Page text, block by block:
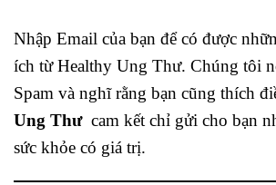
Nhập Email của bạn để có được
ích từ Healthy Ung Thư. Chúng tôi
Spam và nghĩ rằng bạn cũng thích
Ung Thư cam kết chỉ gửi cho bạn
sức khỏe có giá trị.